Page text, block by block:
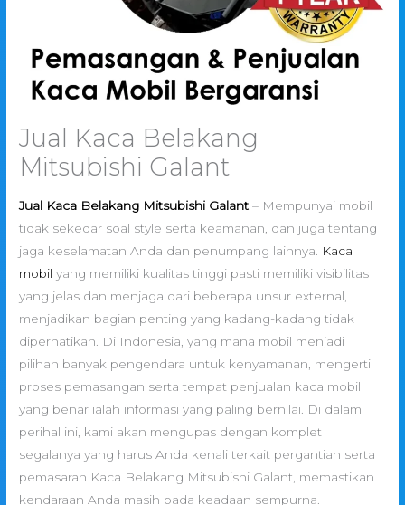
Jual Kaca Belakang
Mitsubishi Galant
Jual Kaca Belakang Mitsubishi Galant – Mempunyai mobil
tidak sekedar soal style serta keamanan, dan juga tentang
jaga keselamatan Anda dan penumpang lainnya.
Kaca
mobil yang memiliki kualitas tinggi pasti memiliki visibilitas
yang jelas dan menjaga dari beberapa unsur external,
menjadikan bagian penting yang kadang-kadang tidak
diperhatikan. Di Indonesia, yang mana mobil menjadi
pilihan banyak pengendara untuk kenyamanan, mengerti
proses pemasangan serta tempat penjualan kaca mobil
yang benar ialah informasi yang paling bernilai. Di dalam
perihal ini, kami akan mengupas dengan komplet
segalanya yang harus Anda kenali terkait pergantian serta
pemasaran Kaca Belakang Mitsubishi Galant, memastikan
kendaraan Anda masih pada keadaan sempurna.